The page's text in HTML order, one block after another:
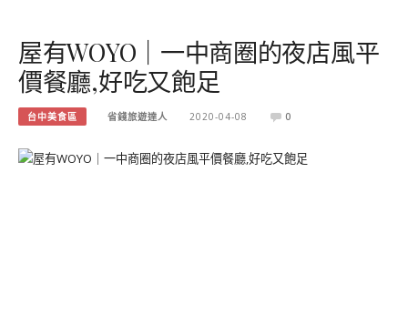
屋有WOYO｜一中商圈的夜店風平
價餐廳,好吃又飽足
台中美食區 省錢旅遊達人 2020-04-08 0